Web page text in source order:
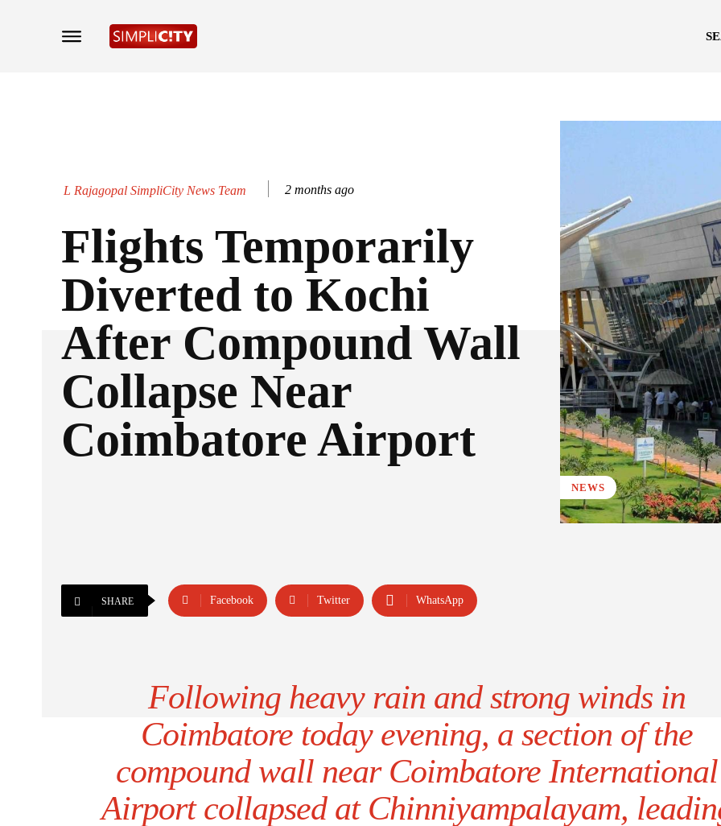
L Rajagopal SimpliCity News Team 2 months ago
Flights Temporarily
Diverted to Kochi
After Compound Wall
Collapse Near
Coimbatore Airport
NEWS
SHARE Facebook Twitter WhatsApp
Following heavy rain and strong winds in
Coimbatore today evening, a section of the
compound wall near Coimbatore International
Airport collapsed at Chinniyampalayam,